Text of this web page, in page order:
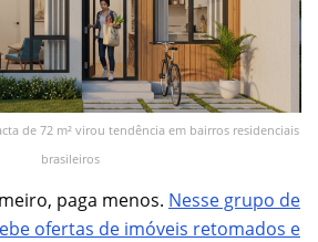
de 72 m² virou tendência em bairros residenciais
brasileiros
paga menos. Nesse grupo de
ofertas de imóveis retomados e